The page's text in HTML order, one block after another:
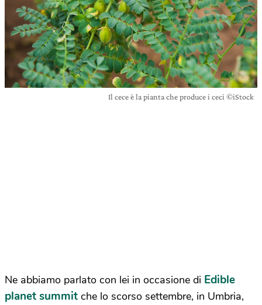
Il cece è la pianta che produce i ceci ©iStock
Ne abbiamo parlato con lei in occasione di Edible
planet summit che lo scorso settembre, in Umbria,